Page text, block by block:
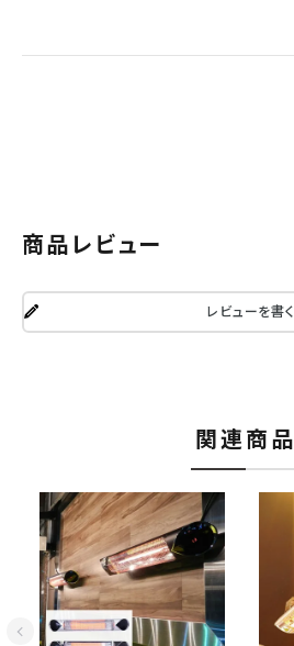
商品レビュー
レビューを書く
関連商品